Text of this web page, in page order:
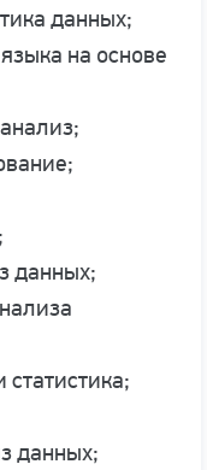
данных;
на основе
данных;
данных;